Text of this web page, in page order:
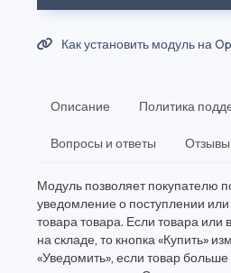
Как установить модуль на
Описание Политика
Вопросы и ответы Отзывы
Модуль позволяет покупателю
уведомление о поступлении
товара товара. Если товара
на складе, то кнопка «Купить»
«Уведомить», если товар